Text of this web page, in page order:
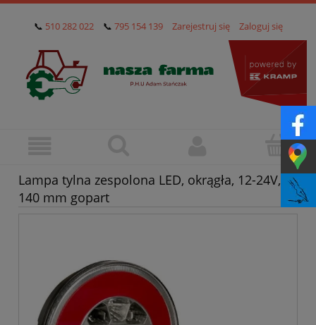
📞 510 282 022 📞 795 154 139 Zarejestruj się Zaloguj się
Lampa tylna zespolona LED, okrągła, 12-24V, Ø
140 mm gopart